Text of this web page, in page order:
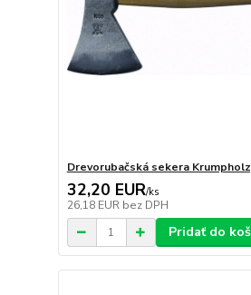
Drevorubačská sekera
32,20 EUR/ks
26,18 EUR bez DPH
Pridať do